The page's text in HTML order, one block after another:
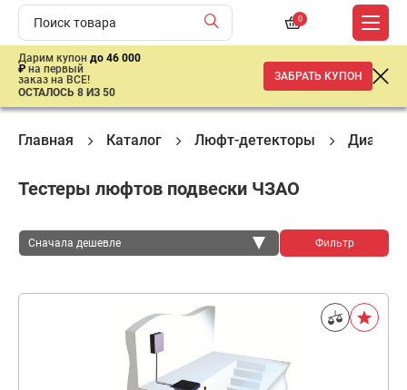
0
Дарим купон до 46 000
₽ на первый
заказ на ВСЕ!
ОСТАЛОСЬ 8 ИЗ 50
ЗАБРАТЬ КУПОН
Главная Каталог Люфт-детекторы
Тестеры люфтов подвески ЧЗАО
Сначала дешевле Фильтр